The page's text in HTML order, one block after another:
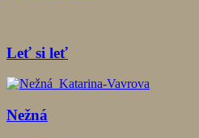
Leť si leť
Nežná